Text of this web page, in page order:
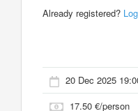
Already registered?
20 Dec 2025
17.50 €/person